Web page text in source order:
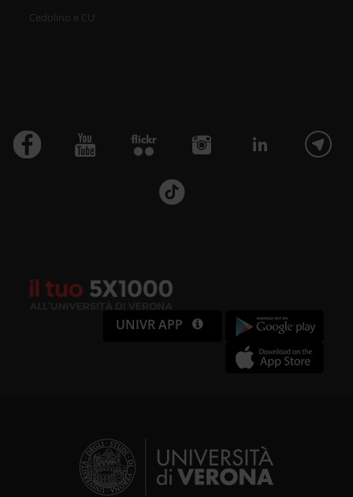
Cedolino e CU
UNIVR APP